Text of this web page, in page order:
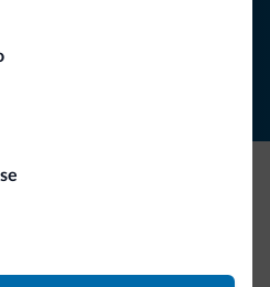
Dolomiti.it auf
Sie die neue
gefragt. Die neue Kollektion